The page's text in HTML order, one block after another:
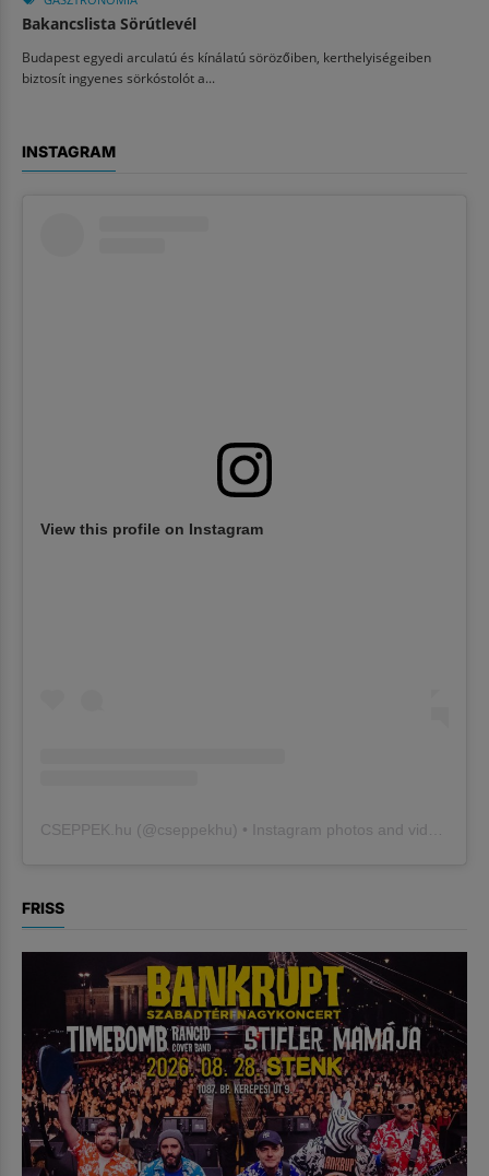
Bakancslista Sörútlevél
Budapest egyedi arculatú és kínálatú sörözőiben, kerthelyiségeiben
biztosít ingyenes sörkóstolót a...
INSTAGRAM
View this profile on Instagram
CSEPPEK.hu (@cseppekhu ) • Instagram photos and videos
FRISS